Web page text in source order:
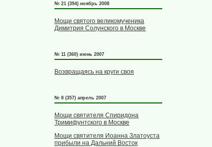
№ 21 (394) ноябрь 2008
Мощи святого великомученика
Димитрия Солунского в Москве
№ 11 (360) июнь 2007
Возвращаясь на круги своя
№ 8 (357) апрель 2007
Мощи святителя Спиридона
Тримифунтского в Москве
Мощи святителя Иоанна Златоуста
прибыли на Дальний Восток